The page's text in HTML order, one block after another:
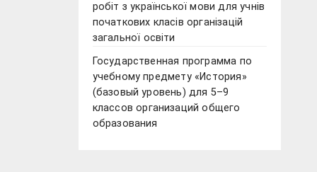
робіт з української мови для учнів
початкових класів організацій
загальної освіти
Государственная программа по
учебному предмету «История»
(базовый уровень) для 5–9
классов организаций общего
образования